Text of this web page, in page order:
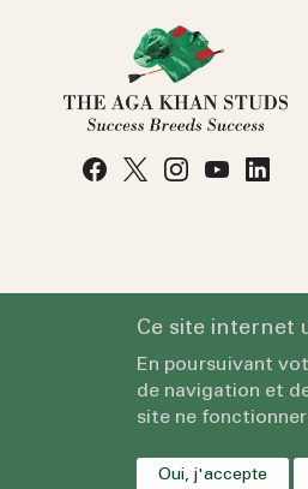
Ce site internet
En poursuivant
de navigation et
site ne
Oui, j'accepte